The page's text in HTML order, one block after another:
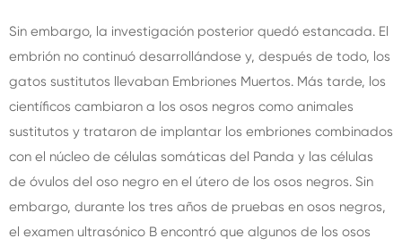
Sin embargo, la investigación posterior quedó estancada. El
embrión no continuó desarrollándose y, después de todo, los
gatos sustitutos llevaban Embriones Muertos. Más tarde, los
científicos cambiaron a los osos negros como animales
sustitutos y trataron de implantar los embriones combinados
con el núcleo de células somáticas del Panda y las células
de óvulos del oso negro en el útero de los osos negros. Sin
embargo, durante los tres años de pruebas en osos negros,
el examen ultrasónico B encontró que algunos de los osos